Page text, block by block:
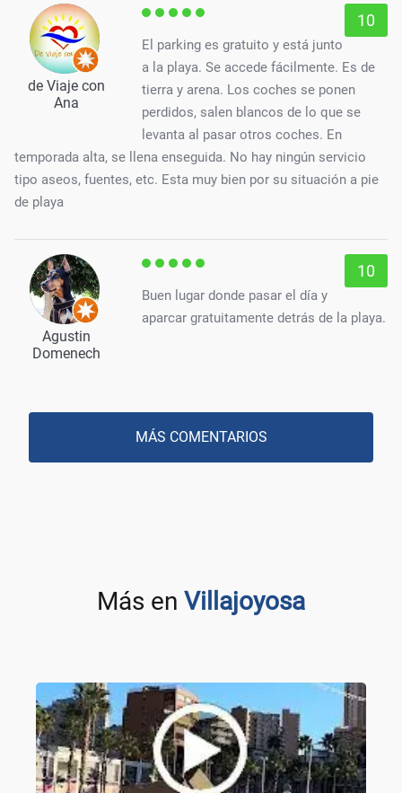
de Viaje con
Ana
10
El parking es gratuito y está junto
a la playa. Se accede fácilmente. Es de
tierra y arena. Los coches se ponen
perdidos, salen blancos de lo que se
levanta al pasar otros coches. En
temporada alta, se llena enseguida. No hay ningún servicio
tipo aseos, fuentes, etc. Esta muy bien por su situación a pie
de playa
Agustin
Domenech
10
Buen lugar donde pasar el día y
aparcar gratuitamente detrás de la playa.
MÁS COMENTARIOS
Más en Villajoyosa